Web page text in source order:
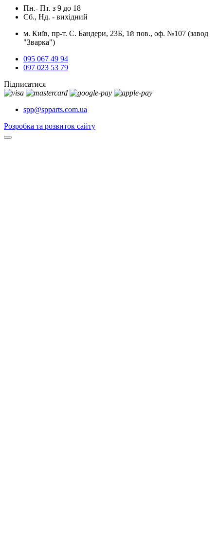
Пн.- Пт. з 9 до 18
Сб., Нд. - вихідний
м. Київ, пр-т. С. Бандери, 23Б, 1й пов., оф. №107 (завод
"Зварка")
095 067 49 94
097 023 53 79
Підписатися
spp@spparts.com.ua
Розробка та розвиток сайту